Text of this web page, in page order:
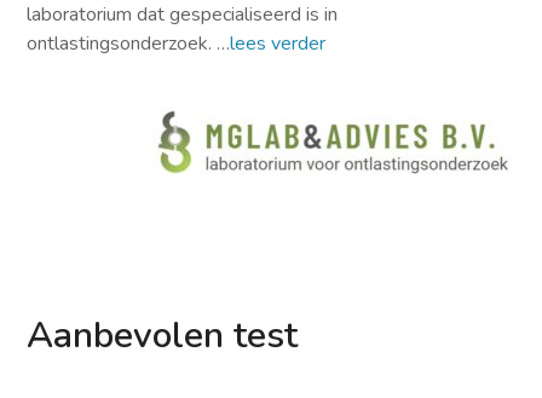
laboratorium dat gespecialiseerd is in
ontlastingsonderzoek. …lees verder
Aanbevolen test